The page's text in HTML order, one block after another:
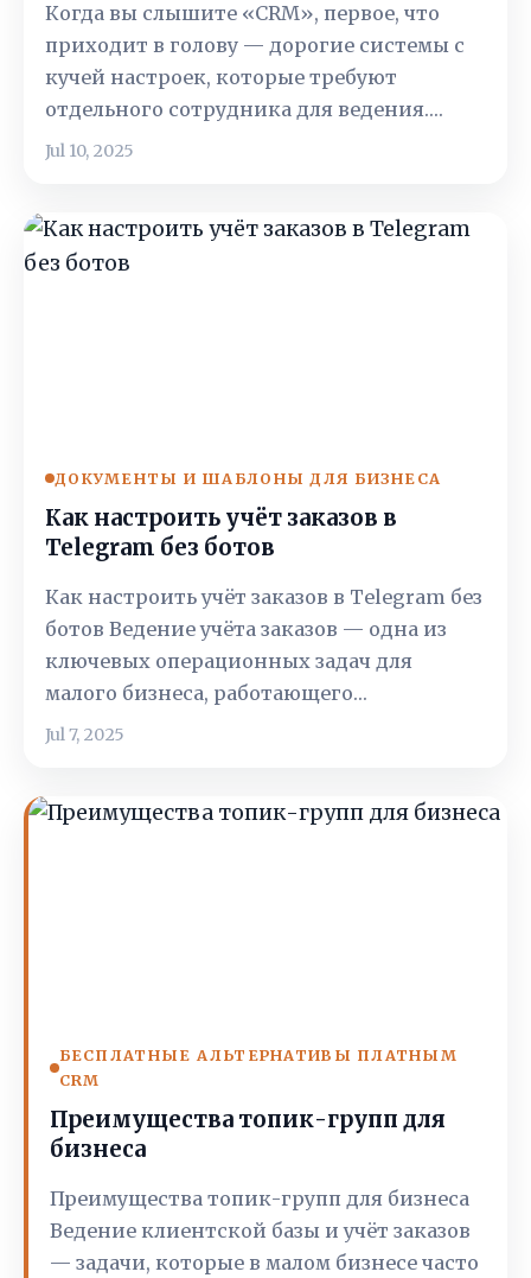
Когда вы слышите «CRM», первое, что
приходит в голову — дорогие системы с
кучей настроек, которые требуют
отдельного сотрудника для ведения.…
Jul 10, 2025
ДОКУМЕНТЫ И ШАБЛОНЫ ДЛЯ БИЗНЕСА
Как настроить учёт заказов в
Telegram без ботов
Как настроить учёт заказов в Telegram без
ботов Ведение учёта заказов — одна из
ключевых операционных задач для
малого бизнеса, работающего…
Jul 7, 2025
БЕСПЛАТНЫЕ АЛЬТЕРНАТИВЫ ПЛАТНЫМ
CRM
Преимущества топик-групп для
бизнеса
Преимущества топик-групп для бизнеса
Ведение клиентской базы и учёт заказов
— задачи, которые в малом бизнесе часто